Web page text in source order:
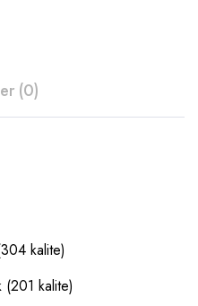
(0)
kalite)
(201 kalite)